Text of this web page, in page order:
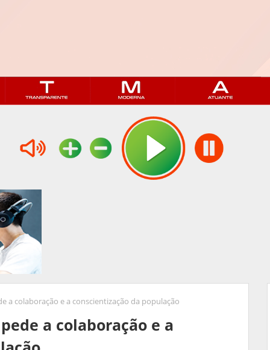
a colaboração e a conscientização da população
a colaboração e a